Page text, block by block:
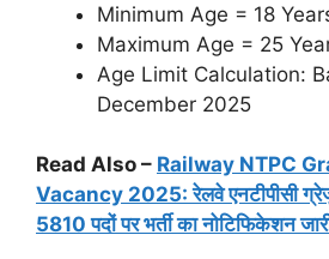
Minimum Age = 18
Maximum Age = 25
Age Limit Calculation:
December 2025
Read Also – Railway NTPC
Vacancy 2025: रेलवे एनटीपीसी
5810 पदों पर भर्ती का नोटिफिकेशन